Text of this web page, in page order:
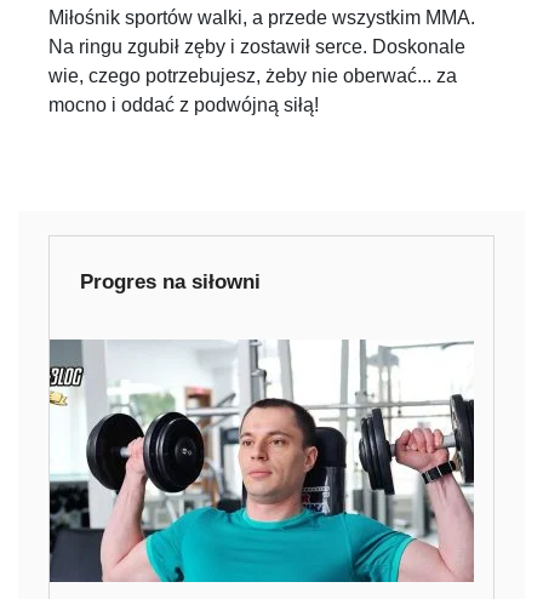
Miłośnik sportów walki, a przede wszystkim MMA.
Na ringu zgubił zęby i zostawił serce. Doskonale
wie, czego potrzebujesz, żeby nie oberwać... za
mocno i oddać z podwójną siłą!
Progres na siłowni